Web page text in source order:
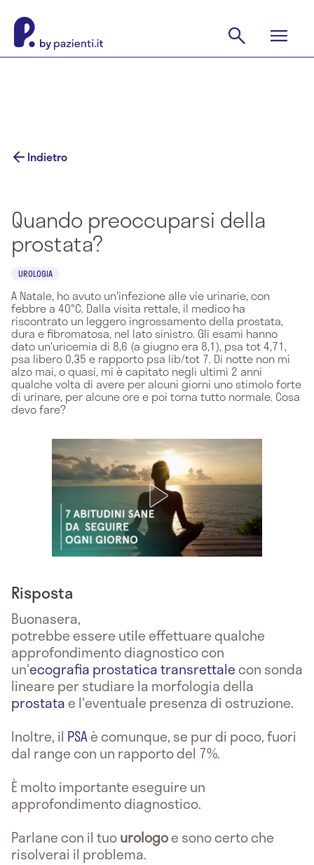
Indietro
Quando preoccuparsi della
prostata?
UROLOGIA
A Natale, ho avuto un'infezione alle vie urinarie, con
febbre a 40°C. Dalla visita rettale, il medico ha
riscontrato un leggero ingrossamento della prostata,
dura e fibromatosa, nel lato sinistro. Gli esami hanno
dato un'uricemia di 8,6 (a giugno era 8,1), psa tot 4,71,
psa libero 0,35 e rapporto psa lib/tot 7. Di notte non mi
alzo mai, o quasi, mi è capitato negli ultimi 2 anni
qualche volta di avere per alcuni giorni uno stimolo forte
di urinare, per alcune ore e poi torna tutto normale. Cosa
devo fare?
Risposta
Buonasera,
potrebbe essere utile effettuare qualche
approfondimento diagnostico con
un'ecografia prostatica transrettalecon sonda
lineare per studiare la morfologia della
prostatae l'eventuale presenza di ostruzione.
Inoltre, il PSAè comunque, se pur di poco, fuori
dal range con un rapporto del 7%.
È molto importante eseguire un
approfondimento diagnostico.
Parlane con il tuourologoe sono certo che
risolverai il problema.